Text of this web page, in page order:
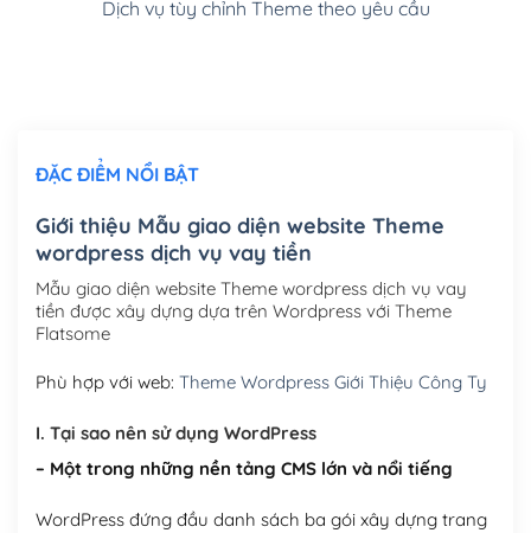
Cài đặt SMTP Mail cho site Wordpress(+100,000₫)
Mua thêm Host + Tên miền
Tên miền quốc tế .com .net .org (1 năm)
Tên miền Việt Nam .vn (1 năm)
Hosting 2GB SSD (1 năm)(+450,000₫)
Hosting 8GB SSD (1 năm) (+950,000₫)
Dịch vụ tùy chỉnh Theme theo yêu cầu
ĐẶC ĐIỂM NỔI BẬT
Giới thiệu Mẫu giao diện website Theme
wordpress dịch vụ vay tiền
Mẫu giao diện website Theme wordpress dịch vụ vay
tiền được xây dựng dựa trên Wordpress với Theme
Flatsome
Phù hợp với web: Theme Wordpress Giới Thiệu Công Ty
I. Tại sao nên sử dụng WordPress
– Một trong những nền tảng CMS lớn và nổi tiếng
WordPress đứng đầu danh sách ba gói xây dựng trang